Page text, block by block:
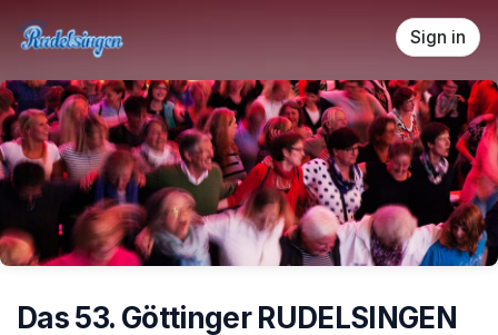
Skip header
Sign in
Das 53. Göttinger RUDELSINGEN